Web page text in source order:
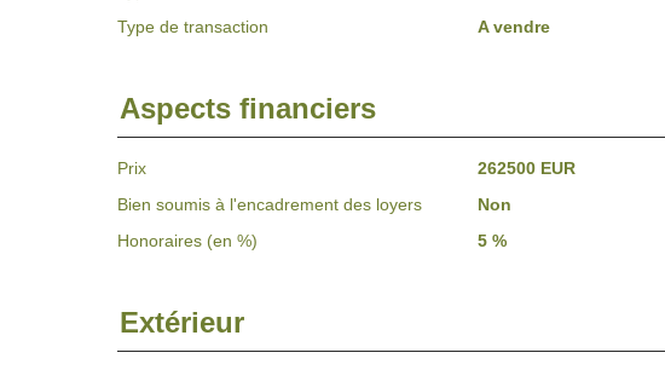
Type de transaction
A vendre
Aspects financiers
Prix
262500 EUR
Bien soumis à l'encadrement des loyers
Non
Honoraires (en %)
5 %
Extérieur